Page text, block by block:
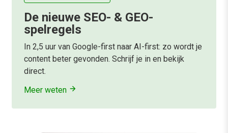
De nieuwe SEO- & GEO-
spelregels
In 2,5 uur van Google-first naar AI-first: zo wordt je
content beter gevonden. Schrijf je in en bekijk
direct.
Meer weten